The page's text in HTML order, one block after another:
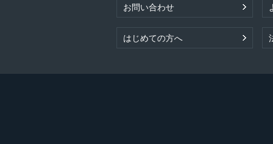
お問い合わせ
はじめての方へ